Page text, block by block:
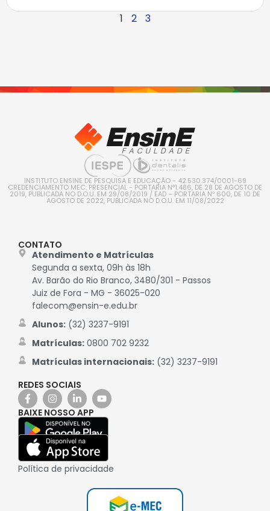
1 2 3
INSTITUTO ENSINE DE PESQUISA E EDUCAÇÃO - 42.530.374/0001-69
CREDENCIAMENTO MEC: PRESENCIAL - PORTARIA Nº1.486, DE 28 DE AGOSTO DE
2019, PUBLICADA NO D.O.U. EM 29/08/2019 / EAD – PORTARIA Nº 600, DE 10 DE
AGOSTO DE 2022, PUBLICADA NO D.O.U. EM 11/08/2022
CONTATO
Atendimento e Matrículas
Segunda a sexta, 09h às 18h
Av. Barão do Rio Branco, 3480/301 - Passos
Juiz de Fora - MG - 36025-020
falecom@ensin-e.edu.br
Alunos:(32) 3237-9191
Matrículas:0800 702 9232
Matrículas internacionais:(32) 3237-9191
REDES SOCIAIS
BAIXE NOSSO APP
Política de privacidade